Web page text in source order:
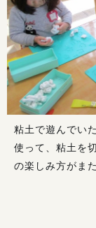
粘土で遊んでい
使って、粘土を
の楽しみ方がま